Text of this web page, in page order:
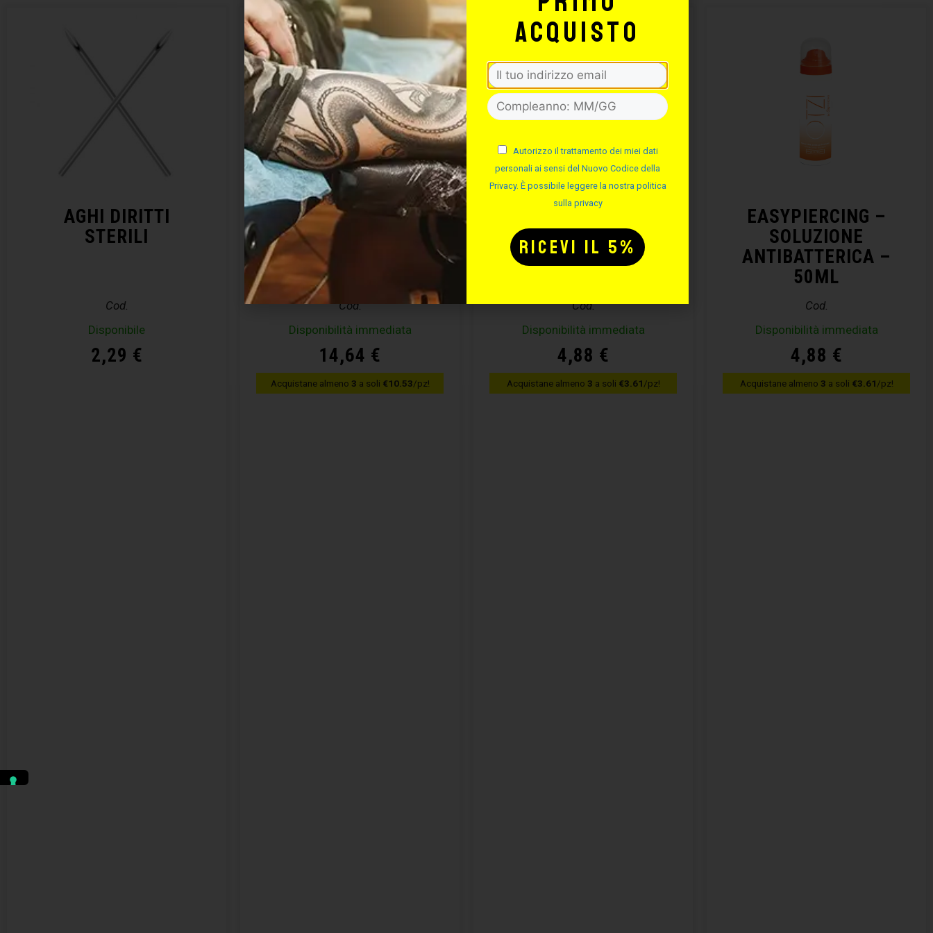
AGHI DIRITTI
STERILI
Cod.
Disponibile
2,29 €
KIT CURA PIERCING
– EASYPIERCING
Cod.
Disponibilità immediata
14,64 €
Acquistane almeno 3 a soli €10.53/pz!
SOLUZIONE SALINA
– 50ML
Cod.
Disponibilità immediata
4,88 €
Acquistane almeno 3 a soli €3.61/pz!
EASYPIERCING –
SOLUZIONE
ANTIBATTERICA –
50ML
Cod.
Disponibilità immediata
4,88 €
Acquistane almeno 3 a soli €3.61/pz!
acquisto
Autorizzo il trattamento dei miei dati
personali ai sensi del Nuovo Codice della
Privacy. È possibile leggere la nostra politica
sulla privacy